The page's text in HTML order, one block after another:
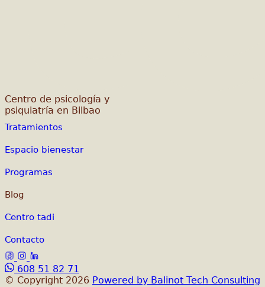
Centro de psicología y
psiquiatría en Bilbao
Tratamientos
Espacio bienestar
Programas
Blog
Centro tadi
Contacto
608 51 82 71
© Copyright 2026 Powered by Balinot Tech Consulting